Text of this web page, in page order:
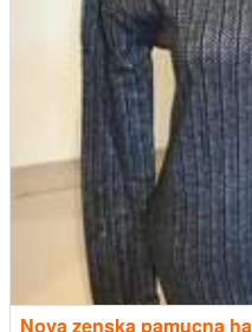
Nova zenska pamucna